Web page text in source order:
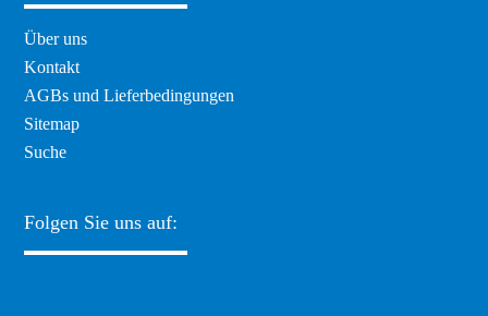
Navigation
überspringen
Über uns
Kontakt
AGBs und Lieferbedingungen
Sitemap
Suche
Folgen Sie uns auf: